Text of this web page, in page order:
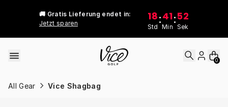
🚚 Gratis Lieferung endet in:
Jetzt sparen
18
Std
:41
Min
:52
Sek
0
All Gear Vice Shagbag